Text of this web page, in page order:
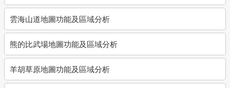
雲海山道地圖功能及區域分析
熊的比武場地圖功能及區域分析
羊胡草原地圖功能及區域分析